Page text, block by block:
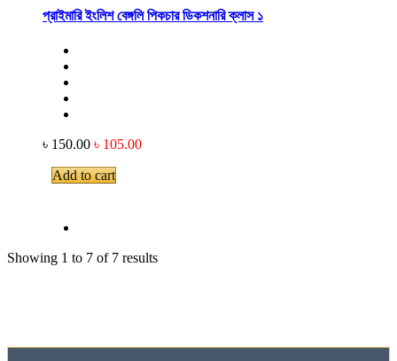
প্রাইমারি ইংলিশ বেঙ্গলি পিকচার ডিকশনারি ক্লাস ১
৳ 150.00 ৳ 105.00
Add to cart
Showing 1 to 7 of 7 results